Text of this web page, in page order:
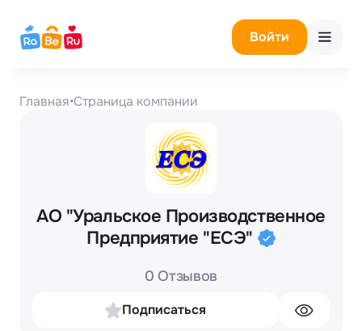
Войти
Главная•Страница компании
АО "Уральское Производственное
Предприятие "ЕСЭ"
0 Отзывов
Подписаться